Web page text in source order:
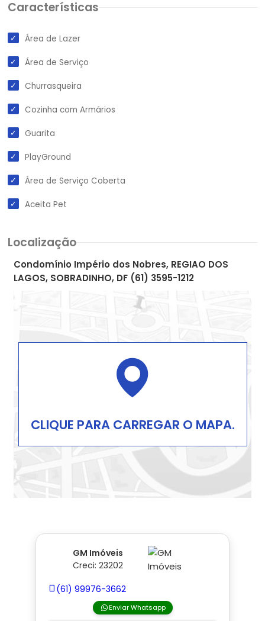
Características
Área de Lazer
Área de Serviço
Churrasqueira
Cozinha com Armários
Guarita
PlayGround
Área de Serviço Coberta
Aceita Pet
Localização
Condomínio Império dos Nobres, REGIAO DOS
LAGOS, SOBRADINHO, DF (61) 3595-1212
CLIQUE PARA CARREGAR O MAPA.
GM Imóveis
Creci: 23202
(61) 99976-3662
Enviar Whatsapp